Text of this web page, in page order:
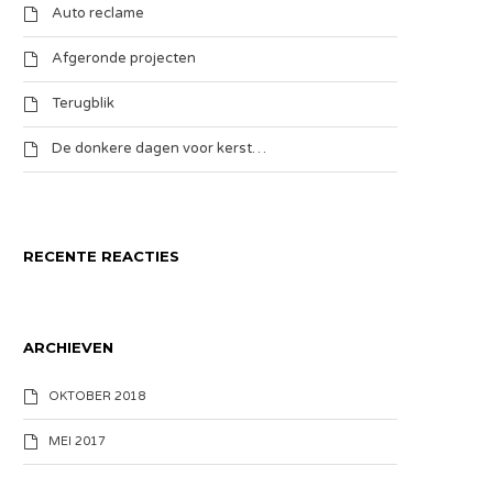
Auto reclame
Afgeronde projecten
Terugblik
De donkere dagen voor kerst…
RECENTE REACTIES
ARCHIEVEN
OKTOBER 2018
MEI 2017